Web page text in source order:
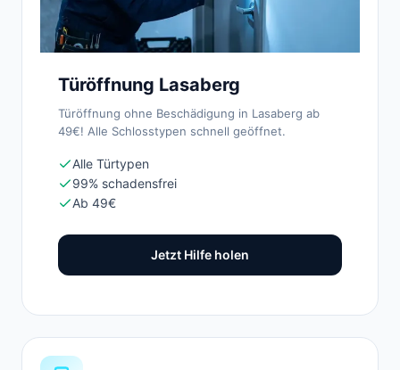
Türöffnung Lasaberg
Türöffnung ohne Beschädigung in Lasaberg ab
49€! Alle Schlosstypen schnell geöffnet.
Alle Türtypen
99% schadensfrei
Ab 49€
Jetzt Hilfe holen